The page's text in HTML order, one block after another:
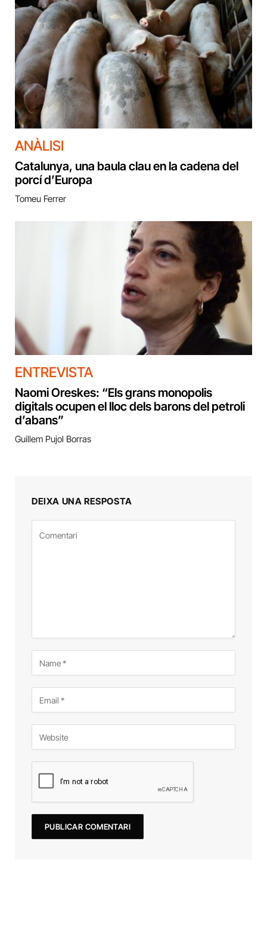
ANÀLISI
Catalunya, una baula clau en la cadena del
porcí d’Europa
Tomeu Ferrer
ENTREVISTA
Naomi Oreskes: “Els grans monopolis
digitals ocupen el lloc dels barons del petroli
d’abans”
Guillem Pujol Borras
DEIXA UNA RESPOSTA